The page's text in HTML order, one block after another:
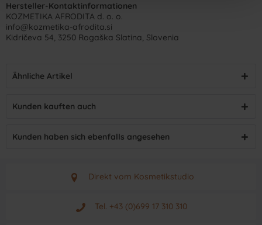
Hersteller-Kontaktinformationen
KOZMETIKA AFRODITA d. o. o.
info@kozmetika-afrodita.si
Kidričeva 54, 3250 Rogaška Slatina, Slovenia
Ähnliche Artikel
Kunden kauften auch
Kunden haben sich ebenfalls angesehen
Direkt vom Kosmetikstudio
Aus Graz - Österreich
Tel. +43 (0)699 17 310 310